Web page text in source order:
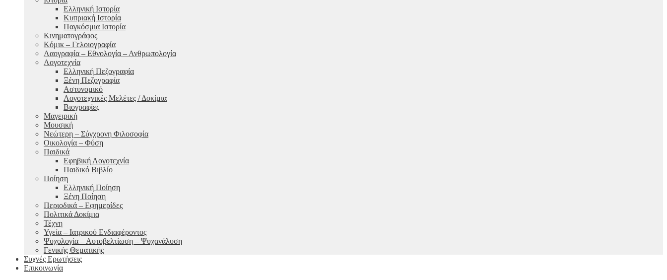
Ελληνική Ιστορία
Κυπριακή Ιστορία
Παγκόσμια Ιστορία
Κινηματογράφος
Κόμικ – Γελοιογραφία
Λαογραφία – Εθνολογία – Ανθρωπολογία
Λογοτεχνία
Ελληνική Πεζογραφία
Ξένη Πεζογραφία
Αστυνομικό
Λογοτεχνικές Μελέτες / Δοκίμια
Βιογραφίες
Μαγειρική
Μουσική
Νεώτερη – Σύγχρονη Φιλοσοφία
Οικολογία – Φύση
Παιδικά
Εφηβική Λογοτεχνία
Παιδικό Βιβλίο
Ποίηση
Ελληνική Ποίηση
Ξένη Ποίηση
Περιοδικά – Εφημερίδες
Πολιτικά Δοκίμια
Τέχνη
Υγεία – Ιατρικού Ενδιαφέροντος
Ψυχολογία – Αυτοβελτίωση – Ψυχανάλυση
Γενικής Θεματικής
Συχνές Ερωτήσεις
Επικοινωνία